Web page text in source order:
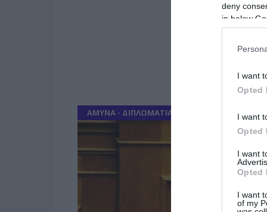
deny
in below
I want
Opted
I want
Opted
I want
Opted
I want
of my
ΑΜΥΝΑ - ΔΙΠΛΩΜΑΤΙΑ